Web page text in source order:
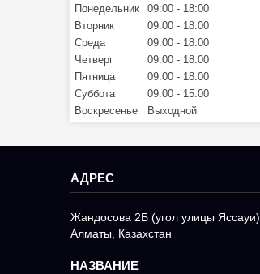
Понедельник 09:00
18:00
Вторник
09:00
18:00
Среда
09:00
18:00
Четверг
09:00
18:00
Пятница
09:00
18:00
Суббота
09:00
15:00
Воскресенье
Выходной
Жандосова 2Б (угол улицы Яссауи),
Алматы, Казахстан